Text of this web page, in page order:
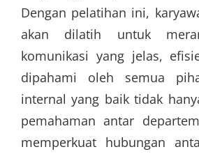
Dengan pelatihan ini,
akan dilatih untuk
komunikasi yang jelas,
dipahami oleh semua
internal yang baik tidak
pemahaman antar
memperkuat hubungan